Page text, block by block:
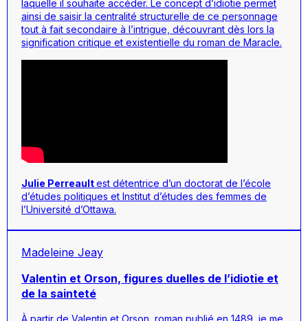
laquelle il souhaite accéder. Le concept d’idiotie permet
ainsi de saisir la centralité structurelle de ce personnage
tout à fait secondaire à l’intrigue, découvrant dès lors la
signification critique et existentielle du roman de Maracle.
Julie Perreaultest détentrice d’un doctorat de l’école
d’études politiques et Institut d’études des femmes de
l’Université d’Ottawa.
Madeleine Jeay
Valentin et Orson, figures duelles de l’idiotie et
de la sainteté
À partir de Valentin et Orson, roman publié en 1489, je me